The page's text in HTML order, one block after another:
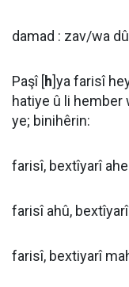
damad : zav/wa
Paşî [h]ya farisî
hatiye û li hember
ye; binihêrin:
farisî, bextîyarî
farisî ahû,
farisî, bextiyarî